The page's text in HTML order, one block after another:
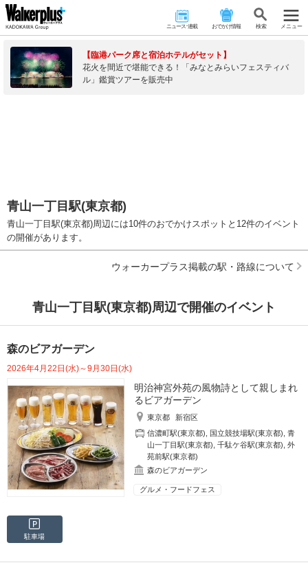
ニュース･連載 おでかけ情報 検 索 メニュー
【臨港パーク席と宿泊ホテルがセット】
花火を間近で堪能できる！「みなとみらいフェスティバ
ル」鑑賞ツアーを販売中
青山一丁目駅(東京都)
青山一丁目駅(東京都)周辺には10件のおでかけスポットと12件のイベント
の開催があります。
ウォーカープラス掲載の駅・路線について
青山一丁目駅(東京都)周辺で開催のイベント
森のビアガーデン
2026年4月22日(水)～9月30日(水)
明治神宮外苑の風物詩として親しまれ
るビアガーデン
東京都
新宿区
信濃町駅(東京都)
国立競技場駅(東京都) ,青
山一丁目駅(東京都) ,千駄ケ谷駅(東京都) ,外
苑前駅(東京都)
森のビアガーデン
グルメ・フードフェス
駐車場